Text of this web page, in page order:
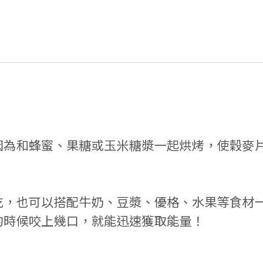
和蜂蜜、果糖或玉米糖漿一起烘烤，使穀麥
也可以搭配牛奶、豆漿、優格、水果等食材
候咬上幾口，就能迅速獲取能量！